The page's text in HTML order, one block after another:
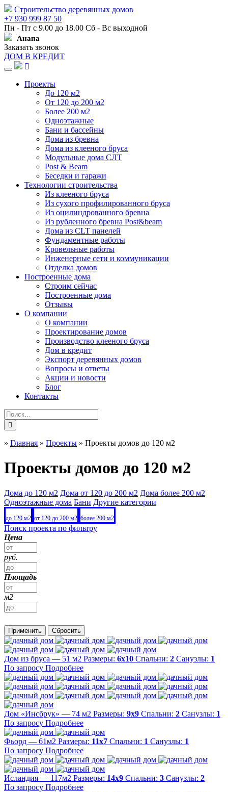
Строительство деревянных домов
+7 930 999 87 50
Пн - Пт с 9.00 до 18.00 Сб - Вс выходной
Анапа
Заказать звонок
ДОМ В КРЕДИТ
Навигация
Проекты
До 120 м2
От 120 до 200 м2
Более 200 м2
Одноэтажные
Бани и бассейны
Дома из бревна
Дома из клееного бруса
Модульные дома СЛТ
Post & Beam
Беседки и гаражи
Технологии строительства
Из клееного бруса
Из сухого профилированного бруса
Из оцилиндрованного бревна
Из рубленного бревна Post&beam
Дома из CLT панелей
Фундаментные работы
Кровельные работы
Инженерные сети и коммуникации
Отделка домов
Построенные дома
Строим сейчас
Построенные дома
Отзывы
О компании
О компании
Проектирование домов
Производство клееного бруса
Дом в кредит
Экспорт деревянных домов
Вопросы и ответы
Акции и новости
Блог
Контакты
» Главная » Проекты » Проекты домов до 120 м2
Проекты домов до 120 м2
Дома до 120 м2 Дома от 120 до 200 м2 Дома более 200 м2
Одноэтажные дома Бани Другие категории
до 120 м2 от 120 до 200 м2 более 200 м2
Поиск проекта по фильтру
Цена
руб.
Площадь
м2
Применить Сбросить
Дом из бруса — 51 м2 Размеры: 6х10 Спальни: 2 Санузлы: 1
По запросу Подробнее
Дом «Инсбрук» — 74 м2 Размеры: 9х9 Спальни: 2 Санузлы: 1
По запросу Подробнее
Фьорд — 61м2 Размеры: 11х7 Спальни: 1 Санузлы: 1
По запросу Подробнее
Исландия — 117м2 Размеры: 14х9 Спальни: 3 Санузлы: 2
По запросу Подробнее